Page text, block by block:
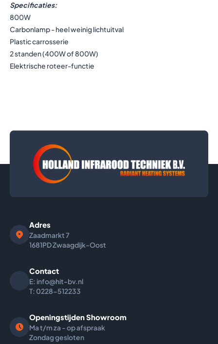
Specificaties:
800W
Carbonlamp - heel weinig lichtuitval
Plastic carrosserie
2 standen (400W of 800W)
Elektrische roteer-functie
Adres
Zaadmarkt7
1681PD Zwaagdijk-Oost
Contact
E: info@hit-bv.nl
T: 0228-512233
Openingstijden Showroom
Ma t/m za - op afspraak
Zondag gesloten